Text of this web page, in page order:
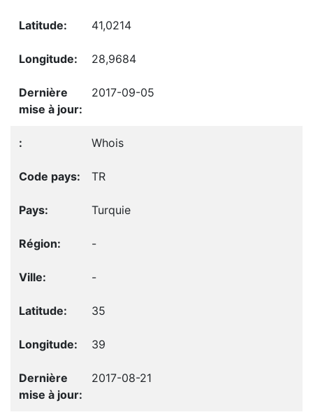
41,0214
28,9684
2017-09-05
Whois
TR
Turquie
-
-
35
39
2017-08-21